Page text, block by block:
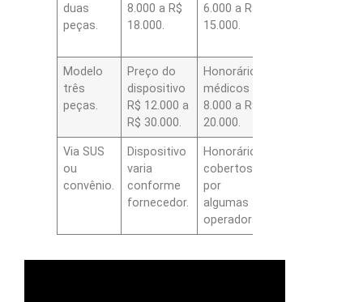
duas
peças.
8.000 a R$
18.000.
6.000 a R$
15.000.
Modelo
três
peças.
Preço do
dispositivo
R$ 12.000 a
R$ 30.000.
Honorários
médicos R$
8.000 a R$
20.000.
Via SUS
ou
convênio.
Dispositivo
varia
conforme
fornecedor.
Honorários
cobertos
por
algumas
operadoras.